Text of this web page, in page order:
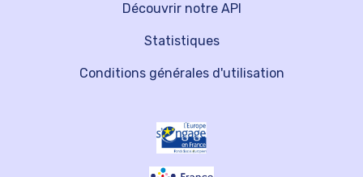
Découvrir notre API
Statistiques
Conditions générales d'utilisation